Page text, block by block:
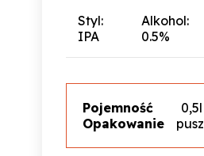
Styl:
IPA
Alkohol:
0.5%
Pojemność
0,5l
Opakowanie